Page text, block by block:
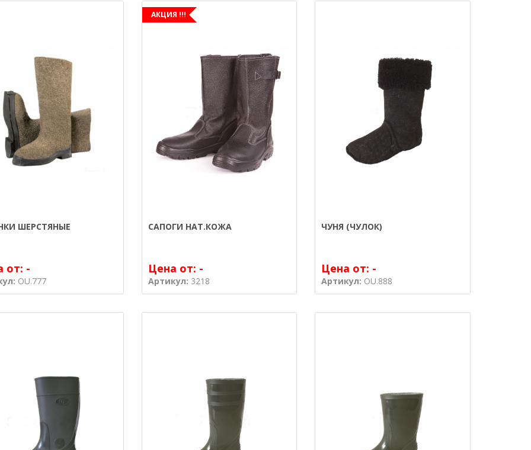
ШЕРСТЯНЫЕ
от: -
OU.777
АКЦИЯ !!!
САПОГИ НАТ.КОЖА
Цена от: -
Артикул: 3218
ЧУНЯ (ЧУЛОК)
Цена от: -
Артикул: OU.888